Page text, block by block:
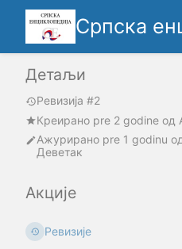
Српска
Детаљи
Ревизија #2
Креирано pre 2 godine oд
Ажурирано pre 1 godinu од
Деветак
Акције
Ревизије